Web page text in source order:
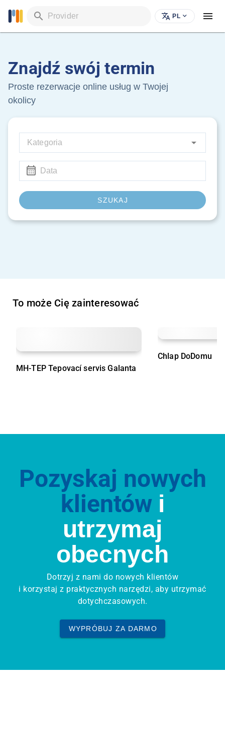
Provider PL
Znajdź swój termin
Proste rezerwacje online usług w Twojej
okolicy
Kategoria
Data
SZUKAJ
To może Cię zainteresować
MH-TEP Tepovací servis Galanta
Chlap DoDomu
Pozyskaj nowych
klientów i
utrzymaj
obecnych
Dotrzyj z nami do nowych klientów
i korzystaj z praktycznych narzędzi, aby utrzymać
dotychczasowych.
WYPRÓBUJ ZA DARMO